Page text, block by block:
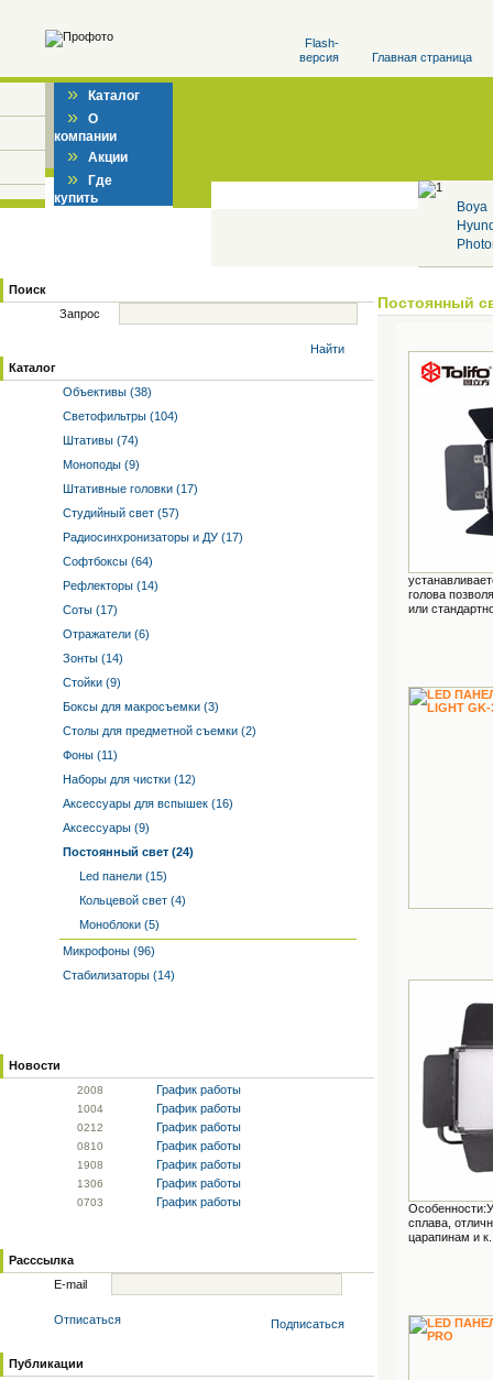
Flash-
версия
Главная страница
» Каталог
» О
компании
» Акции
» Где
купить
Boya
Поиск
Запрос
Найти
Каталог
Объективы (38)
Светофильтры (104)
Штативы (74)
Моноподы (9)
Штативные головки (17)
Студийный свет (57)
Радиосинхронизаторы и ДУ (17)
Софтбоксы (64)
Рефлекторы (14)
Соты (17)
Отражатели (6)
Зонты (14)
Стойки (9)
Боксы для макросъемки (3)
Столы для предметной съемки (2)
Фоны (11)
Наборы для чистки (12)
Аксессуары для вспышек (16)
Аксессуары (9)
Постоянный свет (24)
Led панели (15)
Кольцевой свет (4)
Моноблоки (5)
Микрофоны (96)
Стабилизаторы (14)
Новости
2008 График работы
1004 График работы
0212 График работы
0810 График работы
1908 График работы
1306 График работы
0703 График работы
Расссылка
E-mail
Отписаться Подписаться
Публикации
Постоянный
голова
или
сплава,
царапинам и